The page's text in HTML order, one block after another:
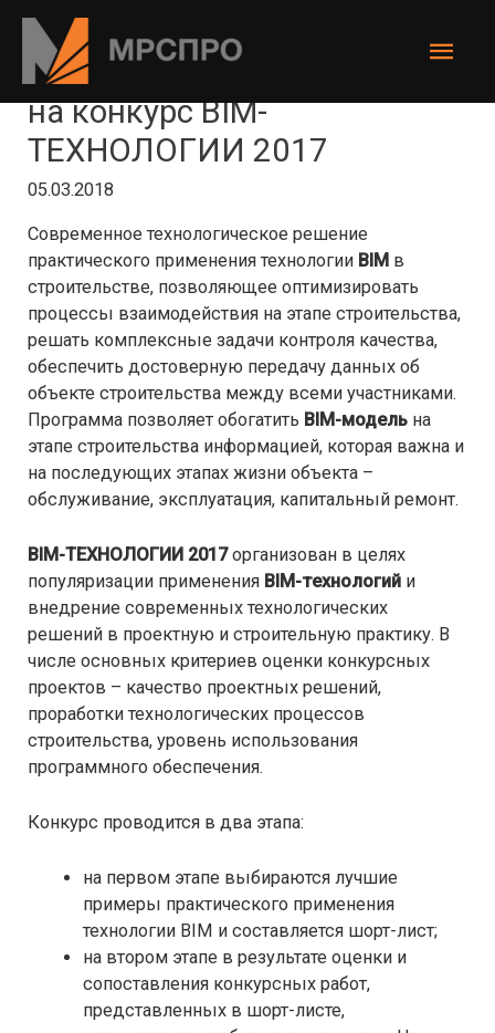
содержимому
«СтройКонтроль» выдвинут
на конкурс BIM-
ТЕХНОЛОГИИ 2017
05.03.2018
Современное технологическое решение
практического применения технологии BIM в
строительстве, позволяющее оптимизировать
процессы взаимодействия на этапе строительства,
решать комплексные задачи контроля качества,
обеспечить достоверную передачу данных об
объекте строительства между всеми участниками.
Программа позволяет обогатить BIM-модель на
этапе строительства информацией, которая важна и
на последующих этапах жизни объекта –
обслуживание, эксплуатация, капитальный ремонт.
BIM-ТЕХНОЛОГИИ 2017организован в целях
популяризации применения BIM-технологий и
внедрение современных технологических
решений в проектную и строительную практику. В
числе основных критериев оценки конкурсных
проектов – качество проектных решений,
проработки технологических процессов
строительства, уровень использования
программного обеспечения.
Конкурс проводится в два этапа:
на первом этапе выбираются лучшие
примеры практического применения
технологии BIM и составляется шорт-лист;
на втором этапе в результате оценки и
сопоставления конкурсных работ,
представленных в шорт-листе,